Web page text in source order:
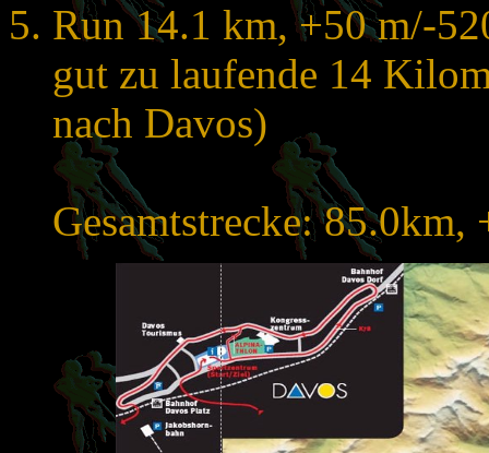
Run 14.1 km, +50 m/-
gut zu laufende 14
nach Davos)
Gesamtstrecke: 85.0km,